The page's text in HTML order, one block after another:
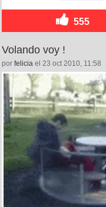
555
Volando voy !
por felicia el 23 oct 2010, 11:58